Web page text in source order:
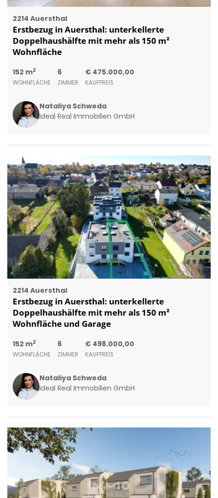
2214 Auersthal
Erstbezug in Auersthal: unterkellerte
Doppelhaushälfte mit mehr als 150 m²
Wohnfläche
152 m2
WOHNFLÄCHE
6
ZIMMER
€ 475.000,00
KAUFPREIS
Nataliya Schweda
Ideal Real Immobilien GmbH
2214 Auersthal
Erstbezug in Auersthal: unterkellerte
Doppelhaushälfte mit mehr als 150 m²
Wohnfläche und Garage
152 m2
WOHNFLÄCHE
6
ZIMMER
€ 498.000,00
KAUFPREIS
Nataliya Schweda
Ideal Real Immobilien GmbH